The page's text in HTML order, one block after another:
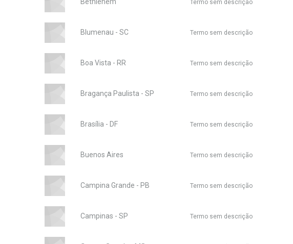
Termo sem descrição
Blumenau - SC Termo sem descrição
Boa Vista - RR Termo sem descrição
Bragança Paulista - SP Termo sem descrição
Brasília - DF Termo sem descrição
Buenos Aires Termo sem descrição
Campina Grande - PB Termo sem descrição
Campinas - SP Termo sem descrição